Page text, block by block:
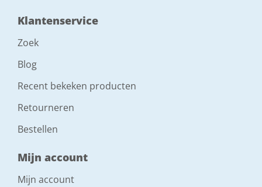
Klantenservice
Zoek
Blog
Recent bekeken producten
Retourneren
Bestellen
Mijn account
Mijn account